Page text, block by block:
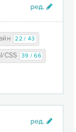
22 / 43
CSS 39 / 66